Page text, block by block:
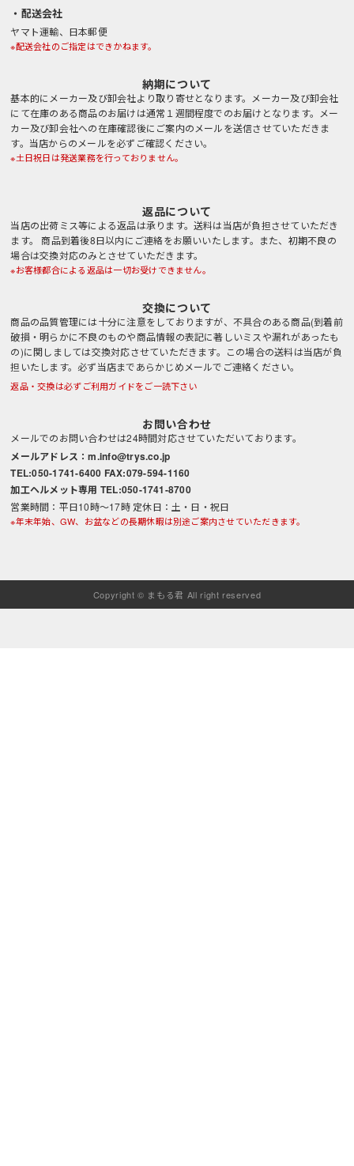
・配送会社
ヤマト運輸、日本郵便
※配送会社のご指定はできかねます。
納期について
基本的にメーカー及び卸会社より取り寄せとなります。メーカー及び卸会社
にて在庫のある商品のお届けは通常１週間程度でのお届けとなります。メー
カー及び卸会社への在庫確認後にご案内のメールを送信させていただきま
す。当店からのメールを必ずご確認ください。
※土日祝日は発送業務を行っておりません。
返品について
当店の出荷ミス等による返品は承ります。送料は当店が負担させていただき
ます。 商品到着後8日以内にご連絡をお願いいたします。また、初期不良の
場合は交換対応のみとさせていただきます。
※お客様都合による返品は一切お受けできません。
交換について
商品の品質管理には十分に注意をしておりますが、不具合のある商品(到着前
破損・明らかに不良のものや商品情報の表記に著しいミスや漏れがあったも
の)に関しましては交換対応させていただきます。この場合の送料は当店が負
担いたします。必ず当店まであらかじめメールでご連絡ください。
返品・交換は必ずご利用ガイドをご一読下さい
お問い合わせ
メールでのお問い合わせは24時間対応させていただいております。
メールアドレス：m.info@trys.co.jp
TEL:050-1741-6400 FAX:079-594-1160
加工ヘルメット専用 TEL:050-1741-8700
営業時間：平日10時～17時 定休日：土・日・祝日
※年末年始、GW、お盆などの長期休暇は別途ご案内させていただきます。
Copyright © まもる君 All right reserved